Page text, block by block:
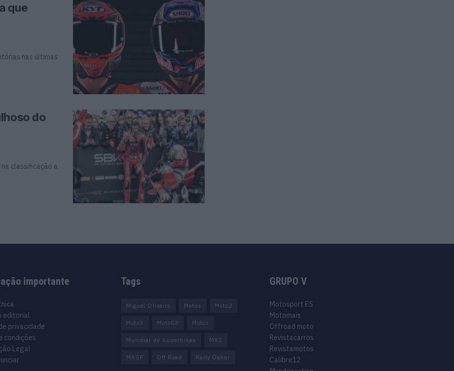
que
nas últimas
do
classificação a
importante
editorial
privacidade
condições
Legal
Tags
Miguel Oliveira Motas Moto2
Moto3 MotoGP Motos
Mundial de Superbikes MX2
MXGP Off Road Rally Dakar
GRUPO V
Motosport ES
Motomais
Offroad moto
Revistacarros
Revistamotos
Calibre12